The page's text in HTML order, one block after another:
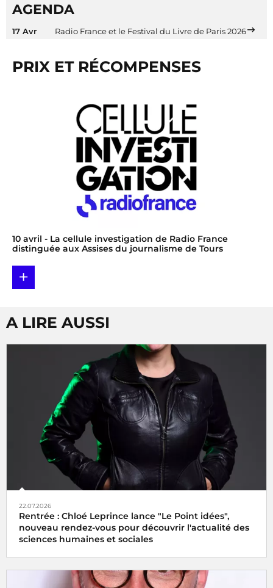
AGENDA
17 Avr Radio France et le Festival du Livre de Paris 2026
PRIX ET RÉCOMPENSES
10 avril - La cellule investigation de Radio France
distinguée aux Assises du journalisme de Tours
+
A LIRE AUSSI
22.07.2026
Rentrée : Chloé Leprince lance "Le Point idées",
nouveau rendez-vous pour découvrir l'actualité des
sciences humaines et sociales